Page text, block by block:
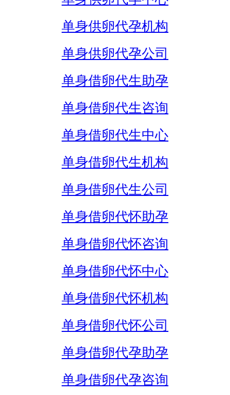
单身供卵代孕机构
单身供卵代孕公司
单身借卵代生助孕
单身借卵代生咨询
单身借卵代生中心
单身借卵代生机构
单身借卵代生公司
单身借卵代怀助孕
单身借卵代怀咨询
单身借卵代怀中心
单身借卵代怀机构
单身借卵代怀公司
单身借卵代孕助孕
单身借卵代孕咨询